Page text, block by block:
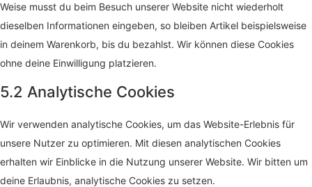
Weise musst du beim Besuch unserer Website nicht wiederholt
dieselben Informationen eingeben, so bleiben Artikel beispielsweise
in deinem Warenkorb, bis du bezahlst. Wir können diese Cookies
ohne deine Einwilligung platzieren.
5.2 Analytische Cookies
Wir verwenden analytische Cookies, um das Website-Erlebnis für
unsere Nutzer zu optimieren. Mit diesen analytischen Cookies
erhalten wir Einblicke in die Nutzung unserer Website. Wir bitten um
deine Erlaubnis, analytische Cookies zu setzen.